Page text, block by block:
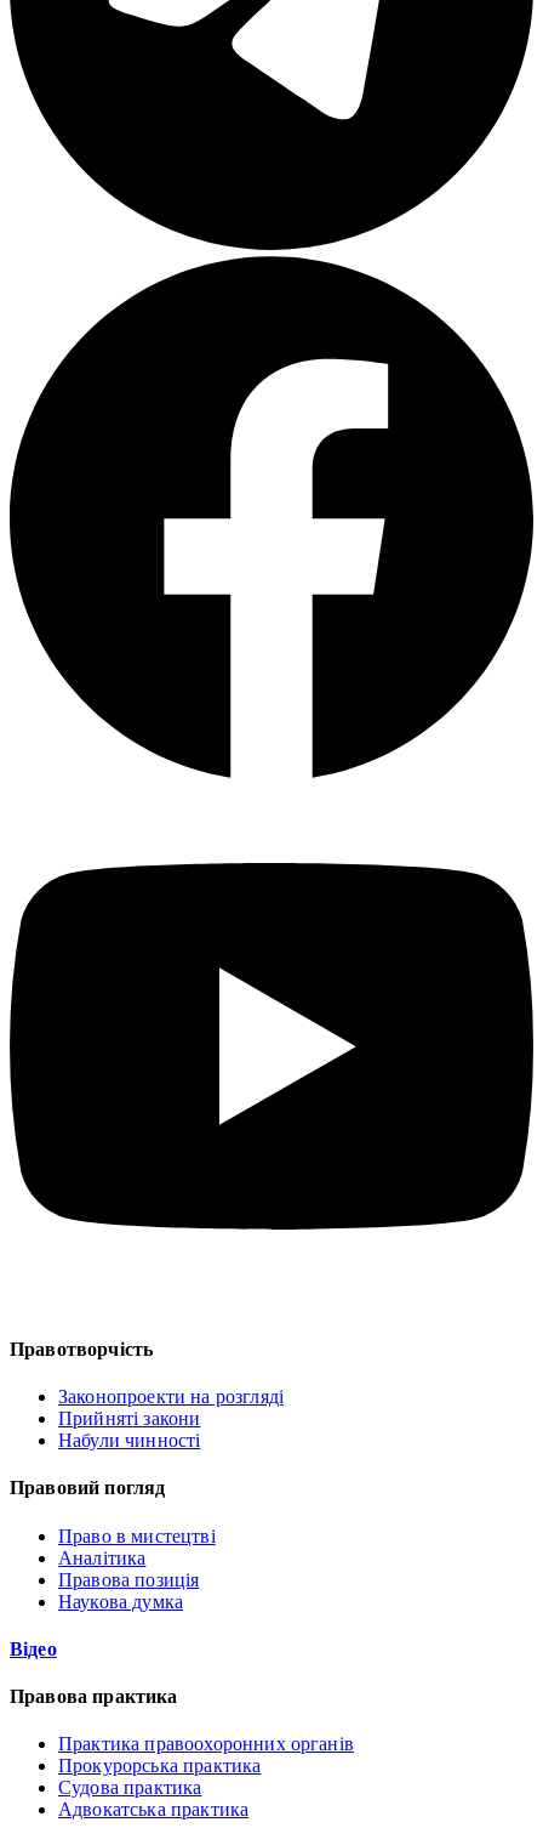
Правотворчість
Законопроекти на розгляді
Прийняті закони
Набули чинності
Правовий погляд
Право в мистецтві
Аналітика
Правова позиція
Наукова думка
Відео
Правова практика
Практика правоохоронних органів
Прокурорська практика
Судова практика
Адвокатська практика